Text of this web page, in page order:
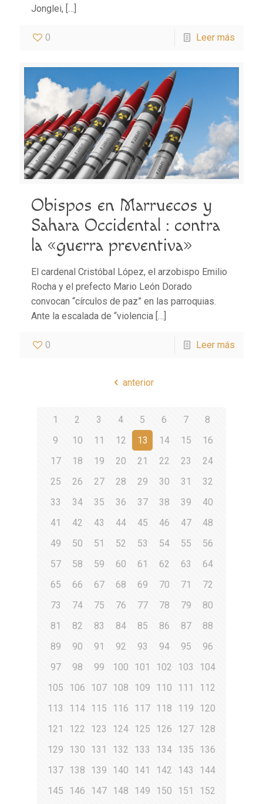
Jonglei, […]
0 Leer más
Obispos en Marruecos y
Sahara Occidental : contra
la «guerra preventiva»
El cardenal Cristóbal López, el arzobispo Emilio
Rocha y el prefecto Mario León Dorado
convocan “círculos de paz” en las parroquias.
Ante la escalada de “violencia […]
0 Leer más
anterior
1 2 3 4 5 6 7
8
9
10 11 12 13 14 15
16
17
18 19 20 21 22 23
24
25
26 27 28 29 30 31
32
33
34 35 36 37 38 39
40
41
42 43 44 45 46 47
48
49
50 51 52 53 54 55
56
57
58 59 60 61 62 63
64
65
66 67 68 69 70 71
72
73
74 75 76 77 78 79
80
81
82 83 84 85 86 87
88
89
90 91 92 93 94 95
96
97
98 99 100 101 102 103
104
105
106 107 108 109 110 111
112
113
114 115 116 117 118 119
120
121
122 123 124 125 126 127 128
129
130 131 132 133 134 135
136
137 138 139 140 141 142 143
144
145
146 147 148 149 150 151
152